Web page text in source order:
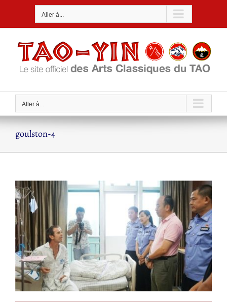
Aller à...
Aller à...
goulston-4